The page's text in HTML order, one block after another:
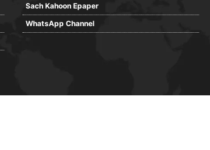
Sach Kahoon Epaper
WhatsApp Channel